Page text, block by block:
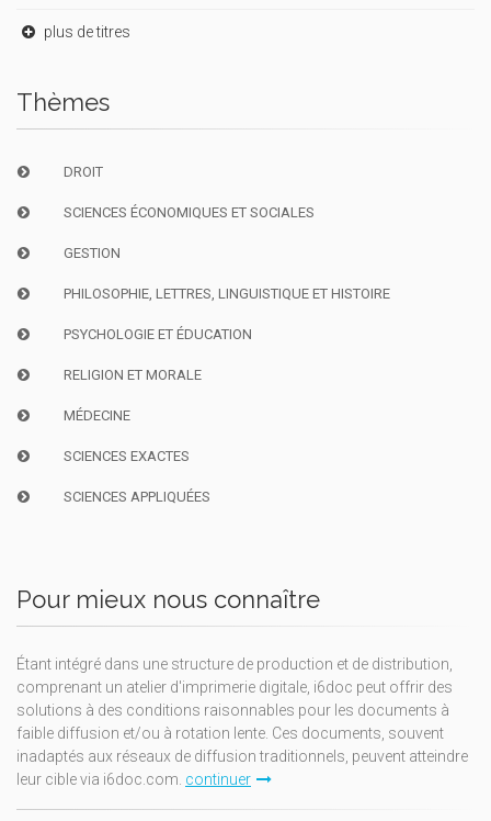
plus de titres
Thèmes
DROIT
SCIENCES ÉCONOMIQUES ET SOCIALES
GESTION
PHILOSOPHIE, LETTRES, LINGUISTIQUE ET HISTOIRE
PSYCHOLOGIE ET ÉDUCATION
RELIGION ET MORALE
MÉDECINE
SCIENCES EXACTES
SCIENCES APPLIQUÉES
Pour mieux nous connaître
Étant intégré dans une structure de production et de distribution,
comprenant un atelier d'imprimerie digitale, i6doc peut offrir des
solutions à des conditions raisonnables pour les documents à
faible diffusion et/ou à rotation lente. Ces documents, souvent
inadaptés aux réseaux de diffusion traditionnels, peuvent atteindre
leur cible via i6doc.com. continuer